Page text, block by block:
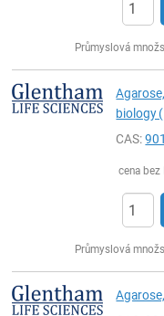
Průmyslová
biology
CAS:
cena bez
Průmyslová